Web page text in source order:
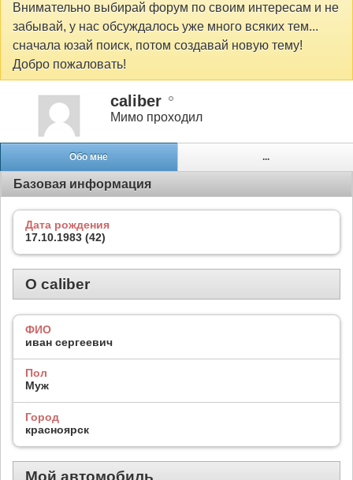
Внимательно выбирай форум по своим интересам и не
забывай, у нас обсуждалось уже много всяких тем...
сначала юзай поиск, потом создавай новую тему!
Добро пожаловать!
caliber
Мимо проходил
Обо мне ...
Базовая информация
Дата рождения
17.10.1983 (42)
О caliber
ФИО
иван сергеевич
Пол
Муж
Город
красноярск
Мой автомобиль